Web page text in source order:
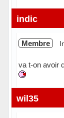
Hors ligne
indic
Membre
va t-on avoir
Hors ligne
wil35